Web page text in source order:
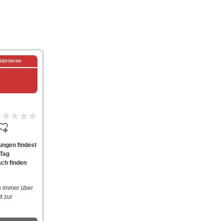
findest
finden
immer über
zur